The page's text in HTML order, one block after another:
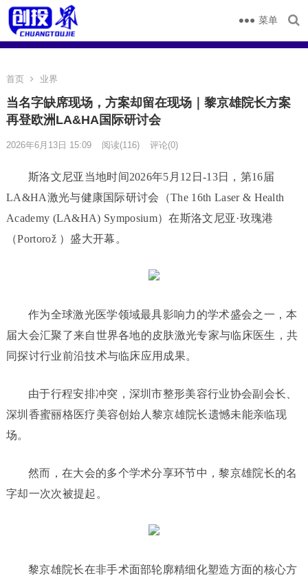
菜单
首页 业界
当名字缺席现场，方案却留在现场｜黎京雄院长方案
再登欧洲LA&HA国际研讨会
2026年6月13日 15:09 阅读(116) 评论(0)
斯洛文尼亚当地时间2026年5月12日-13日，第16届
LA&HA激光与健康国际研讨会（The 16th Laser & Health
Academy (LA&HA) Symposium）在斯洛文尼亚·玫瑰港
（Portorož ）盛大开幕。
作为全球激光医学领域最具影响力的学术盛会之一，本
届大会汇聚了来自世界各地的皮肤激光专家与临床医生，共
同探讨行业前沿技术与临床应用成果。
由于行程安排冲突，深圳市整形美容行业协会副会长、
深圳香蜜丽格医疗美容创始人黎京雄院长遗憾未能亲临现
场。
然而，在大会的多个学术分享环节中，黎京雄院长的名
字却一次次被提起。
黎京雄院长在非手术面部轮廓精细化塑造方面的核心方